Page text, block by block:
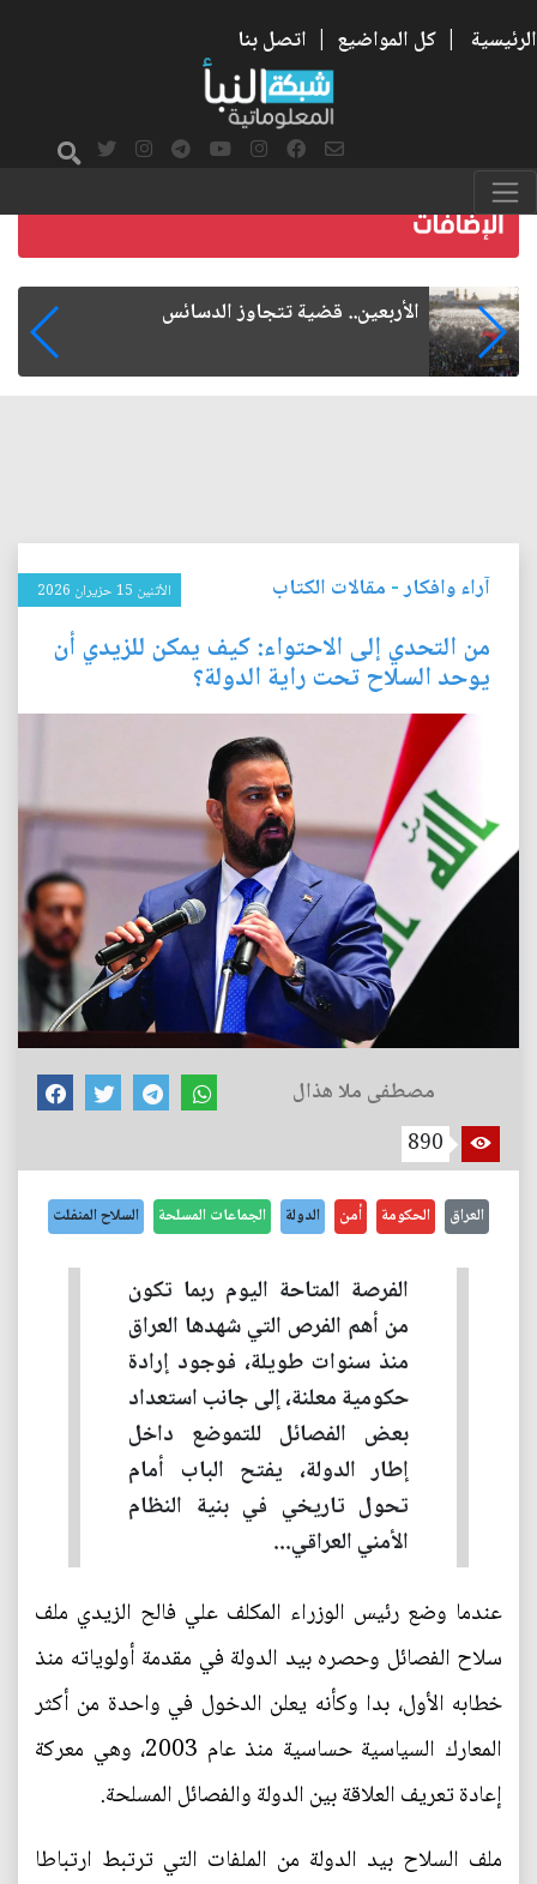
الرئيسية | كل المواضيع | اتصل بنا
التربية بالمشاهدة: المدرسة التي تمشي
آراء وافكار- مقالات الكتاب الأثنين 15 حزيران 2026
من التحدي إلى الاحتواء: كيف يمكن للزيدي أن
يوحد السلاح تحت راية الدولة؟
مصطفى ملا هذال
890
العراق الحكومة أمن الدولة الجماعات المسلحة السلاح المنفلت
الفرصة المتاحة اليوم ربما تكون
من أهم الفرص التي شهدها العراق
منذ سنوات طويلة، فوجود إرادة
حكومية معلنة، إلى جانب استعداد
بعض الفصائل للتموضع داخل
إطار الدولة، يفتح الباب أمام
تحول تاريخي في بنية النظام
الأمني العراقي...
عندما وضع رئيس الوزراء المكلف علي فالح الزيدي ملف
سلاح الفصائل وحصره بيد الدولة في مقدمة أولوياته منذ
خطابه الأول، بدا وكأنه يعلن الدخول في واحدة من أكثر
المعارك السياسية حساسية منذ عام 2003، وهي معركة
إعادة تعريف العلاقة بين الدولة والفصائل المسلحة.
ملف السلاح بيد الدولة من الملفات التي ترتبط ارتباطا